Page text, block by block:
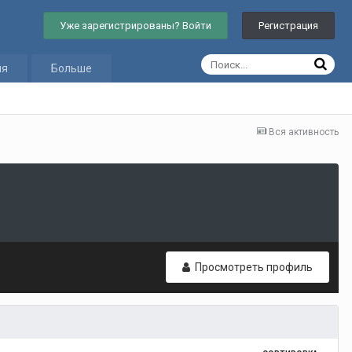
Уже зарегистрированы? Войти Регистрация
Больше
Вся активность
Просмотреть профиль